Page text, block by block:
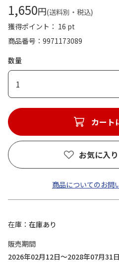
1,650円(送料別・税込)
獲得ポイント： 16 pt
商品番号
9971173089
数量
1
カート
お気に入
商品についてのお問
在庫
在庫あり
販売期間
2026年02月12日～2028年07月31日